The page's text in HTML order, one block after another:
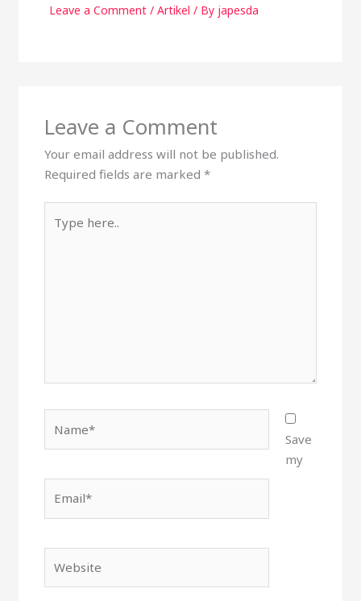
Leave a Comment / Artikel / By japesda
Leave a Comment
Your email address will not be published.
Required fields are marked*
here..
Save
my